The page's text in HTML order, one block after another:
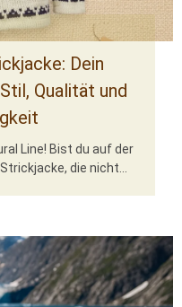
Dein
Qualität und
Line! Bist du auf der
die nicht...